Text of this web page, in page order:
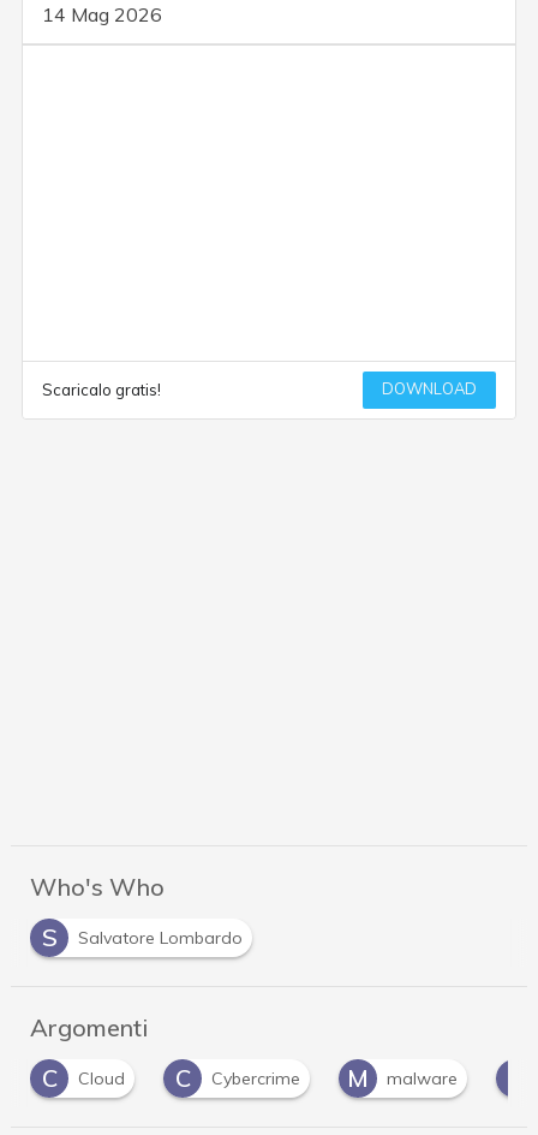
14 Mag 2026
Scaricalo gratis! DOWNLOAD
Who's Who
S
Salvatore Lombardo
Argomenti
C
Cloud C Cybercrime M malware